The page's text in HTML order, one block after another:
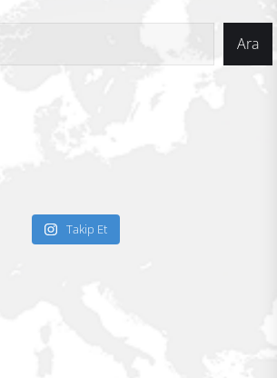
Ara
Takip Et